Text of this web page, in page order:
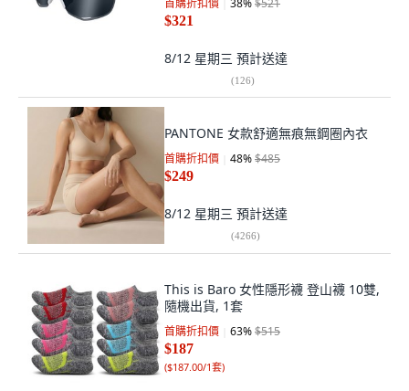
首購折扣價 38%$521
$321
8/12 星期三 預計送達
(126)
PANTONE 女款舒適無痕無鋼圈內衣
首購折扣價 48%$485
$249
8/12 星期三 預計送達
(4266)
This is Baro 女性隱形襪 登山襪 10雙,
隨機出貨, 1套
首購折扣價 63%$515
$187
($187.00/1套)